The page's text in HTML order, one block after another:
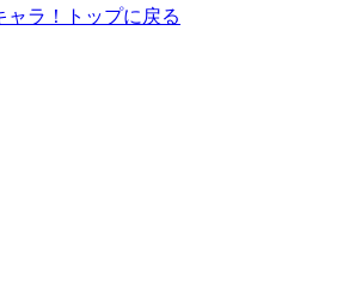
ャラ！トップに戻る